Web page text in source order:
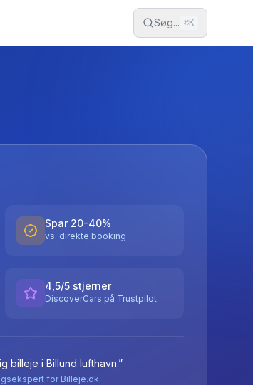
Søg... ⌘K
Spar 20-40%
vs. direkte booking
4,5/5 stjerner
DiscoverCars på Trustpilot
billeje i Billund lufthavn.”
for Billeje.dk